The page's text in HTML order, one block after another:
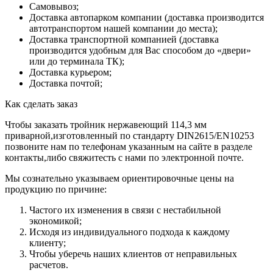
Самовывоз;
Доставка автопарком компании (доставка производится
автотранспортом нашей компании до места);
Доставка транспортной компанией (доставка
производится удобным для Вас способом до «двери»
или до терминала ТК);
Доставка курьером;
Доставка почтой;
Как сделать заказ
Чтобы заказать тройник нержавеющий 114,3 мм
приварной,изготовленный по стандарту DIN2615/EN10253
позвоните нам по телефонам указанным на сайте в разделе
контакты,либо свяжитесть с нами по электронной почте.
Мы сознательно указываем ориентировочные цены на
продукцию по причине:
Частого их изменения в связи с нестабильной
экономикой;
Исходя из индивидуального подхода к каждому
клиенту;
Чтобы уберечь наших клиентов от неправильных
расчетов.